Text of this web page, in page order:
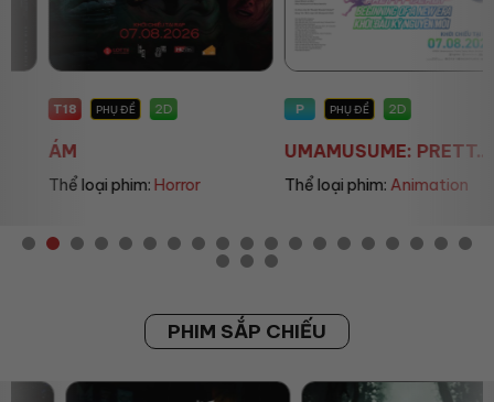
PHỤ ĐỀ 2D
Thể loại phim:Horror
PHỤ ĐỀ 2D
UMAMUSUME: PRETT...
Thể loại phim:Animation
PHIM SẮP CHIẾU